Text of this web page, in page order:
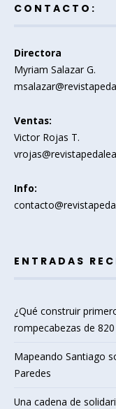
CONTACTO:
Directora
Myriam Salazar G.
Ventas:
Victor Rojas T.
Info:
ENTRADAS
¿Qué construir
rompecabezas de
Mapeando Santiago
Paredes
Una cadena de